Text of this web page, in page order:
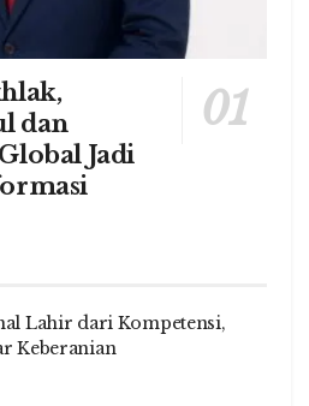
dan
Jadi
Lahir dari Kompetensi,
Keberanian